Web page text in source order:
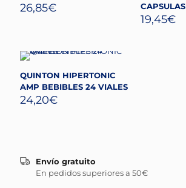
26,85€
CAPSULAS
19,45€
QUINTON HIPERTONIC
AMP BEBIBLES 24 VIALES
24,20€
Envío gratuito
En pedidos superiores a 50€